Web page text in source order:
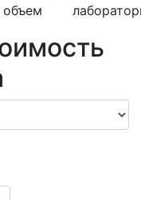
объем